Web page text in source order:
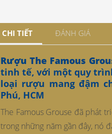
CHI TIẾT ĐÁNH GIÁ
Rượu The Famous
tinh tế, với một quy
loại rượu mang đậm
Phú, HCM
The Famous Grouse đã phát
trong những năm gần đây, nó